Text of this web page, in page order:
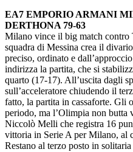
EA7 EMPORIO ARMANI
DERTHONA 79-63
Milano vince il big match contro
squadra di Messina crea il
preciso, ordinato e
indirizza la partita, che si
quarto (17-17). All’uscita dagli
sull’acceleratore chiudendo il
fatto, la partita in cassaforte. Gli
periodo, ma l’Olimpia non butta
Niccolò Melli che registra 16
vittoria in Serie A per Milano, al
Restano al terzo posto in